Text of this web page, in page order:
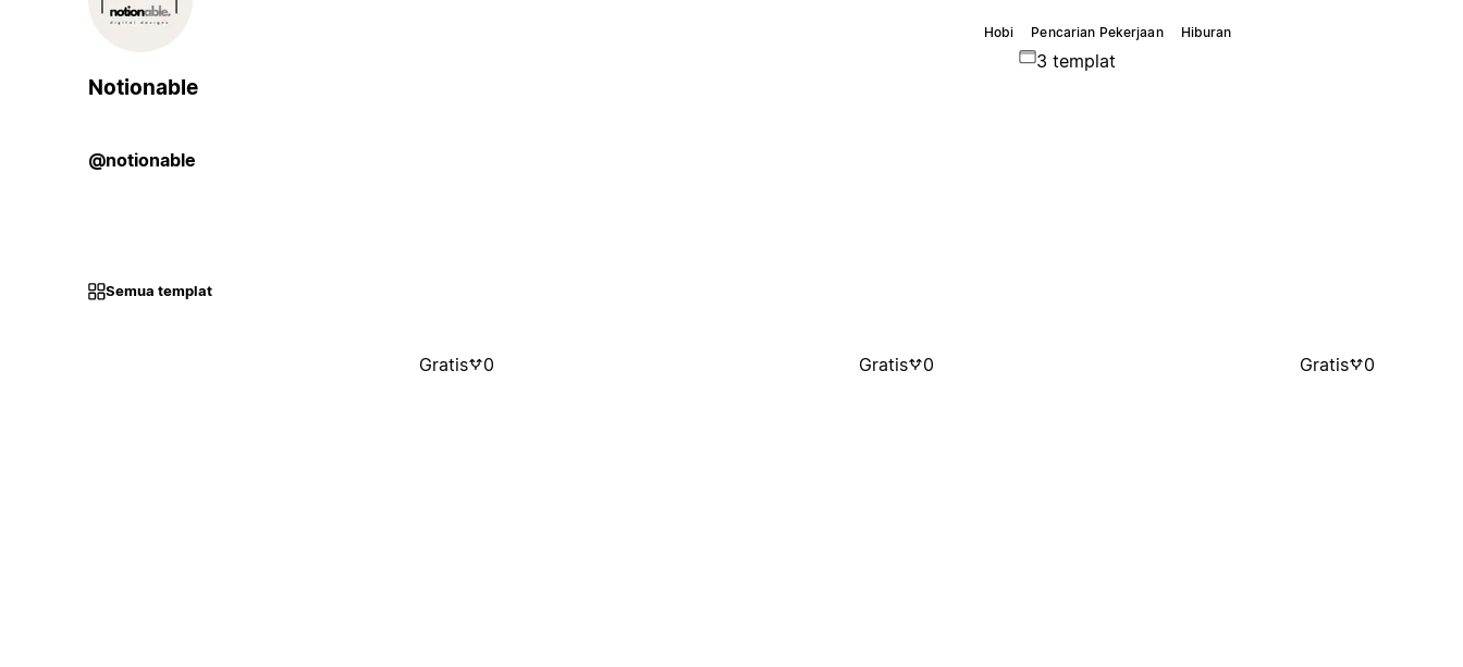
Notionable
@notionable
Hobi Pencarian Pekerjaan Hiburan
3 templat
Semua templat
Gratis 0 Gratis 0 Gratis 0